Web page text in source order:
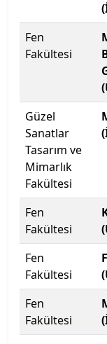
Harran
Hasan
Hatay
Hitit
Hoca Ahmet
Üniversitesi
Iğdır
Isparta
Işık
İbn Haldun
Fen
Fakültesi
Güzel
Sanatlar
Tasarım ve
Mimarlık
Fakültesi
Fen
Fakültesi
Fen
Fakültesi
Fen
Fakültesi